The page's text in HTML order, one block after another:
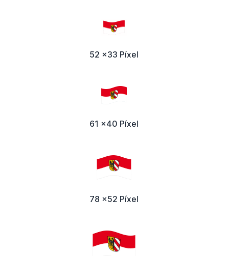
52 x33 Píxel
61 x40 Píxel
78 x52 Píxel